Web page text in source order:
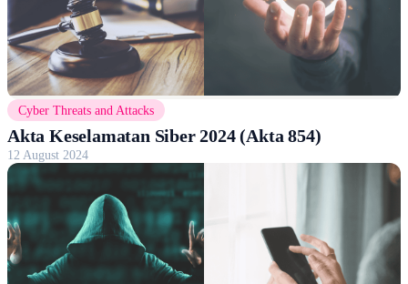
Cyber Threats and Attacks
Akta Keselamatan Siber 2024 (Akta 854)
12 August 2024